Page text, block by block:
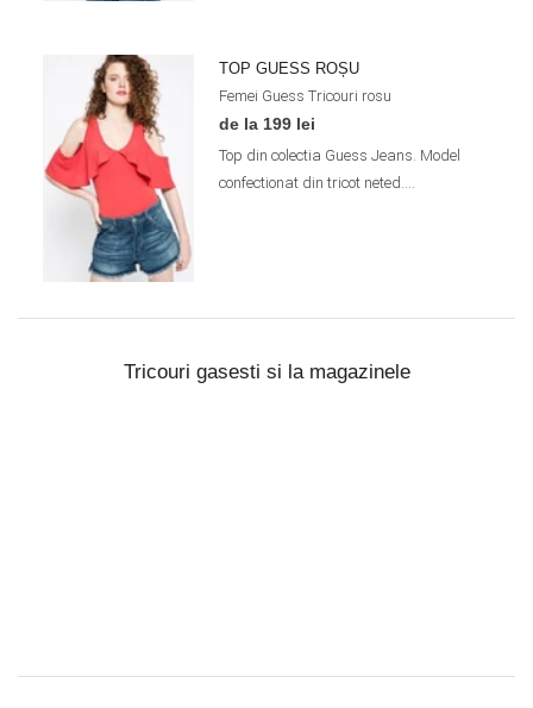
TOP GUESS ROȘU
Femei Guess Tricouri rosu
de la 199 lei
Top din colectia Guess Jeans. Model
confectionat din tricot neted....
Tricouri gasesti si la magazinele